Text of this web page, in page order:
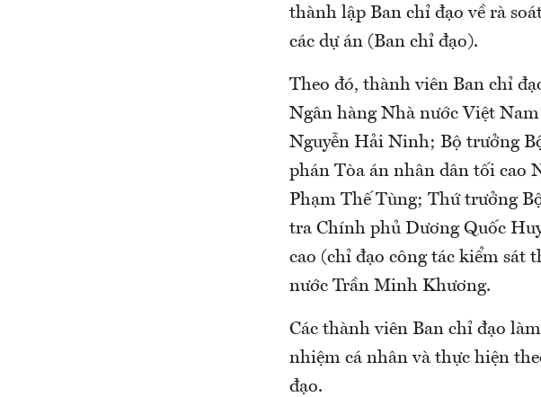
thành lập Ban chỉ đạo về rà
các dự án (Ban chỉ đạo).
Theo đó, thành viên Ban chỉ
Ngân hàng Nhà nước Việt
Nguyễn Hải Ninh; Bộ trưởng
phán Tòa án nhân dân tối cao
Phạm Thế Tùng; Thứ trưởng
tra Chính phủ Dương Quốc
cao (chỉ đạo công tác kiểm sát
nước Trần Minh Khương.
Các thành viên Ban chỉ đạo
nhiệm cá nhân và thực hiện
đạo.